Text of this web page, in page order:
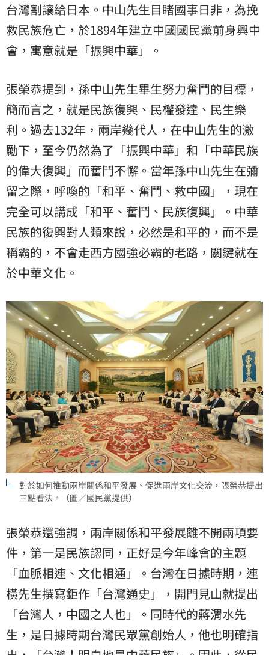
台灣割讓給日本。中山先生目睹國事日非，為挽
救民族危亡，於1894年建立中國國民黨前身興中
會，寓意就是「振興中華」。
張榮恭提到，孫中山先生畢生努力奮鬥的目標，
簡而言之，就是民族復興、民權發達、民生樂
利。過去132年，兩岸幾代人，在中山先生的激
勵下，至今仍然為了「振興中華」和「中華民族
的偉大復興」而奮鬥不懈。當年孫中山先生在彌
留之際，呼喚的「和平、奮鬥、救中國」，現在
完全可以講成「和平、奮鬥、民族復興」。中華
民族的復興對人類來說，必然是和平的，而不是
稱霸的，不會走西方國強必霸的老路，關鍵就在
於中華文化。
對於如何推動兩岸關係和平發展、促進兩岸文化交流，張榮恭提出
三點看法。（圖／國民黨提供）
張榮恭還強調，兩岸關係和平發展離不開兩項要
件，第一是民族認同，正好是今年峰會的主題
「血脈相連、文化相通」。台灣在日據時期，連
橫先生撰寫鉅作「台灣通史」，開門見山就提出
「台灣人，中國之人也」。同時代的蔣渭水先
生，是日據時期台灣民眾黨創始人，他也明確指